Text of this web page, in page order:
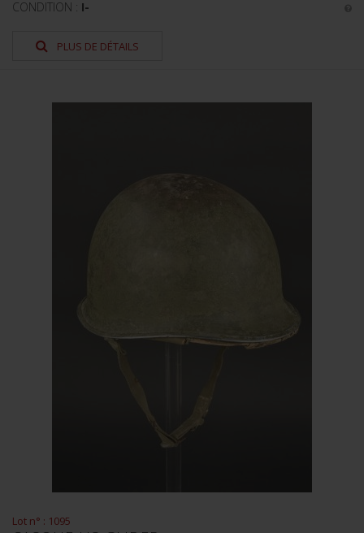
CONDITION : I-
PLUS DE DÉTAILS
Lot n° : 1095